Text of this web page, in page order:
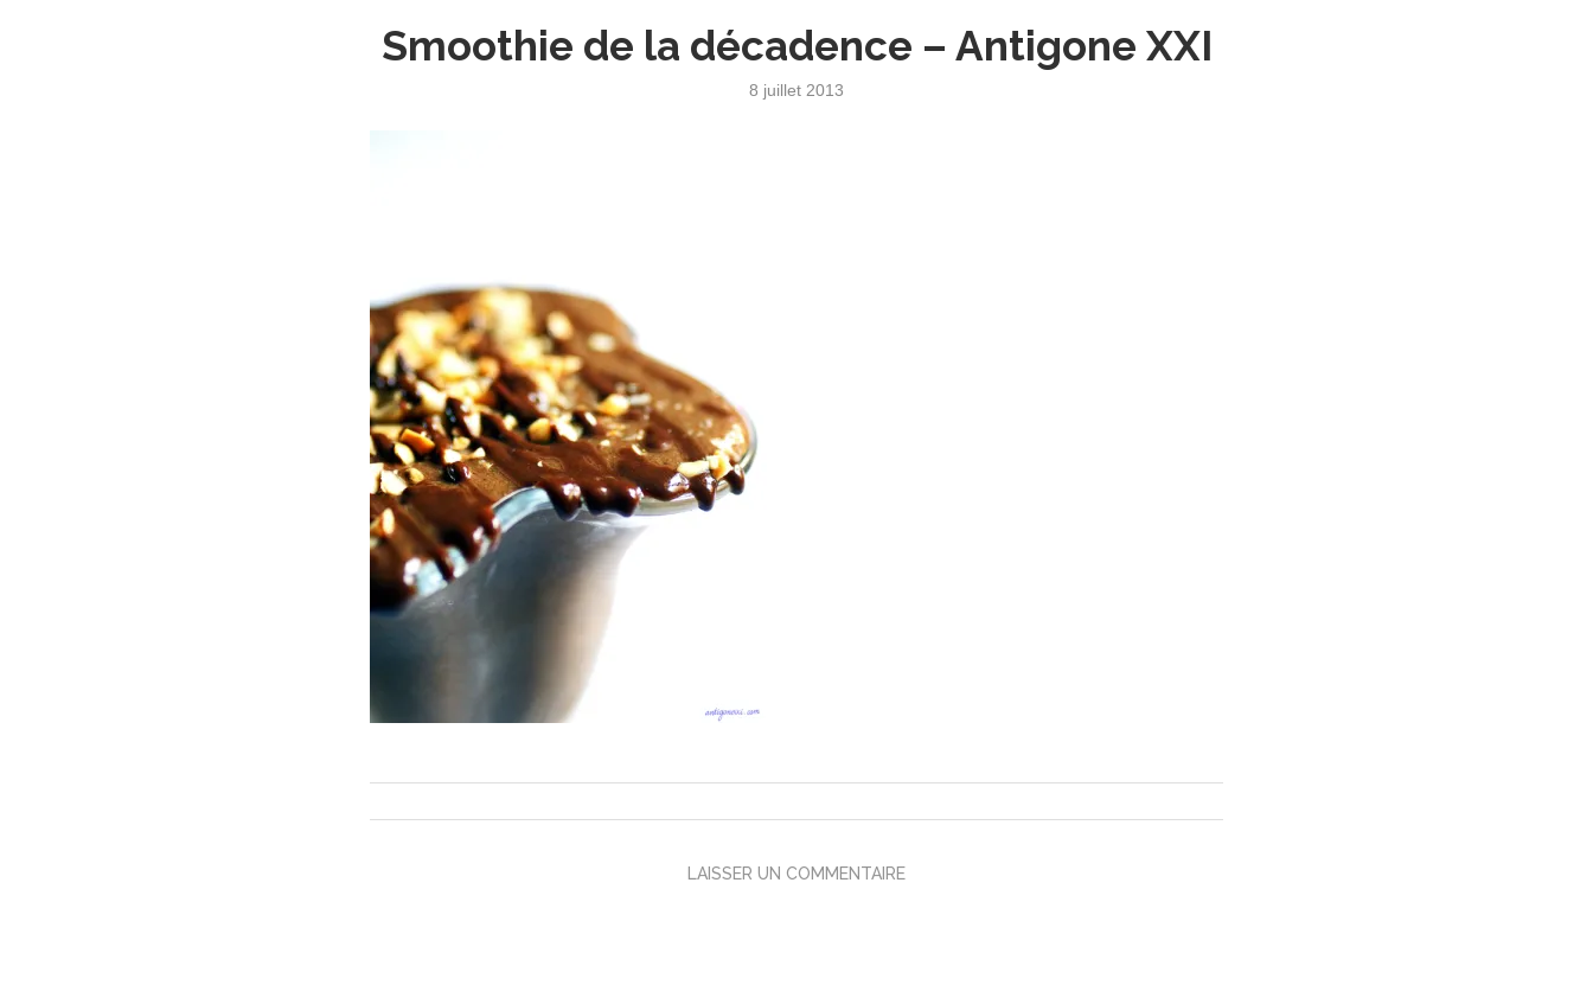
Smoothie de la décadence – Antigone XXI
8 juillet 2013
LAISSER UN COMMENTAIRE